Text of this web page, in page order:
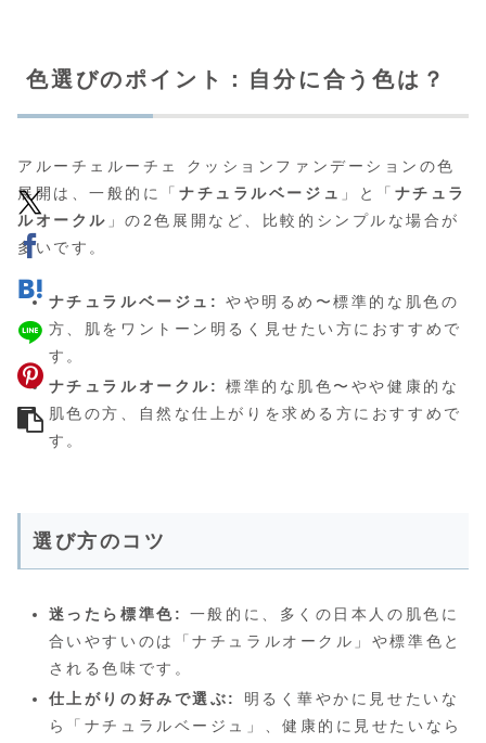
色選びのポイント：自分に合う色は？
アルーチェルーチェ クッションファンデーションの色
展開は、一般的に「ナチュラルベージュ 」と「 ナチュラ
ルオークル 」の2色展開など、比較的シンプルな場合が
多いです。
ナチュラルベージュ:
やや明るめ〜標準的な肌色の
方、肌をワントーン明るく見せたい方におすすめで
す。
ナチュラルオークル:
標準的な肌色〜やや健康的な
肌色の方、自然な仕上がりを求める方におすすめで
す。
選び方のコツ
迷ったら標準色:
一般的に、多くの日本人の肌色に
合いやすいのは「ナチュラルオークル」や標準色と
される色味です。
仕上がりの好みで選ぶ:
明るく華やかに見せたいな
ら「ナチュラルベージュ」、健康的に見せたいなら